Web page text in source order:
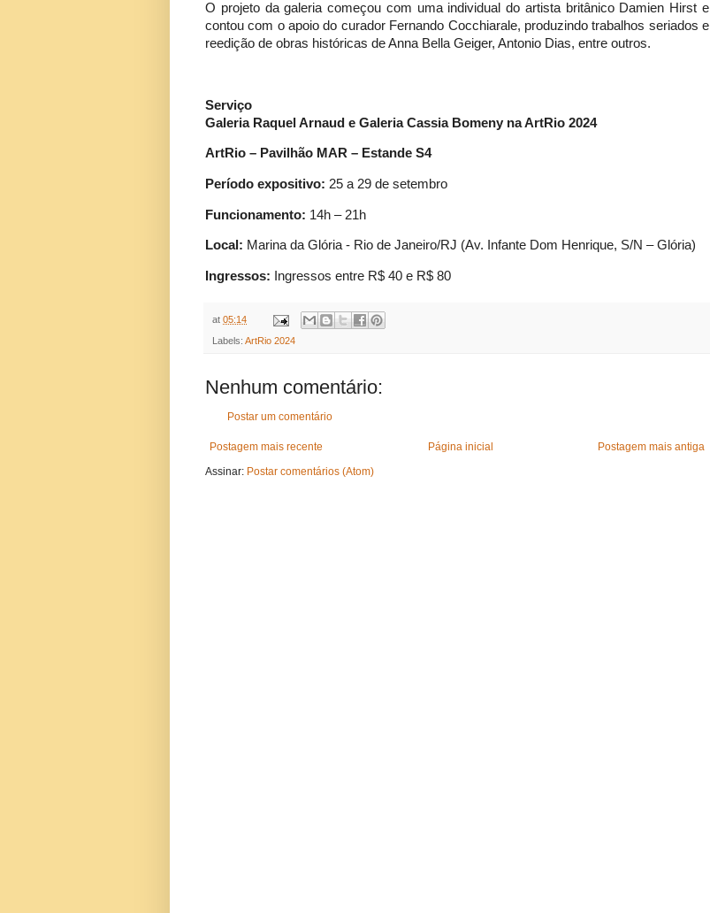
O projeto da galeria começou com uma individual do artista britânico Damien Hirst e
contou com o apoio do curador Fernando Cocchiarale, produzindo trabalhos seriados e
reedição de obras históricas de Anna Bella Geiger, Antonio Dias, entre outros.
Serviço
Galeria Raquel Arnaud e Galeria Cassia Bomeny na ArtRio 2024
ArtRio – Pavilhão MAR – Estande S4
Período expositivo: 25 a 29 de setembro
Funcionamento: 14h – 21h
Local: Marina da Glória - Rio de Janeiro/RJ (Av. Infante Dom Henrique, S/N – Glória)
Ingressos: Ingressos entre R$ 40 e R$ 80
at 05:14
Labels: ArtRio 2024
Nenhum comentário:
Postar um comentário
Postagem mais recente Postagem mais antiga
Página inicial
Assinar: Postar comentários (Atom)